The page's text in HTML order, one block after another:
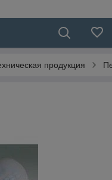
продукция